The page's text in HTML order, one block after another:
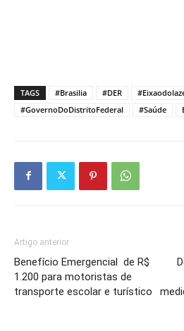
TAGS #Brasilia #DER
#GovernoDoDistritoFederal
#Saúde
Artigo anterior
Benefício Emergencial de R$
1.200 para motoristas de
transporte escolar e turístico